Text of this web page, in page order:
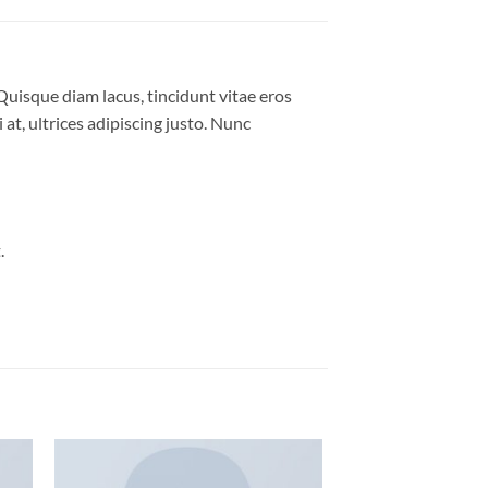
diam lacus, tincidunt vitae eros
ultrices adipiscing justo. Nunc